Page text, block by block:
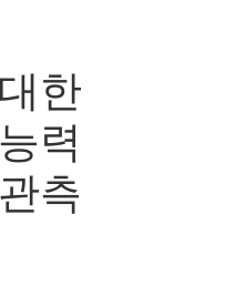
한
력
측